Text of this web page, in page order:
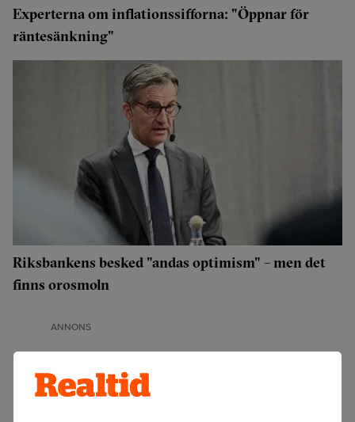
Experterna om inflationssifforna: "Öppnar för
räntesänkning"
Riksbankens besked "andas optimism" – men det
finns orosmoln
ANNONS